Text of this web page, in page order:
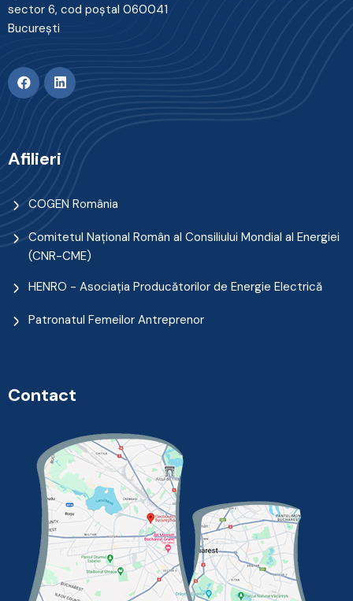
sector 6, cod poştal 060041
Bucureşti
Afilieri
COGEN România
Comitetul Naţional Român al Consiliului Mondial al Energiei
(CNR-CME)
HENRO - Asociația Producătorilor de Energie Electrică
Patronatul Femeilor Antreprenor
Contact